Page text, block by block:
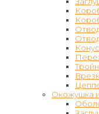
Окожушка